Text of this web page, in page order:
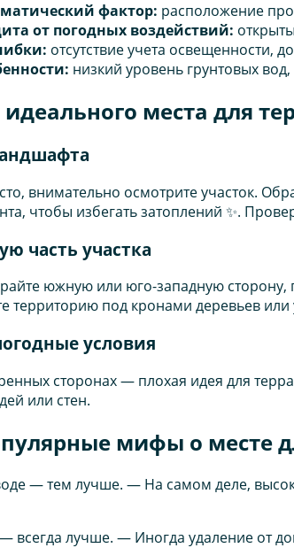
фактор: расположение
от погодных воздействий:
отсутствие учета освещенности,
низкий уровень грунтовых
места для
внимательно осмотрите участок.
чтобы избегать затоплений ✨.
часть участка
южную или юго-западную
территорию под кронами деревьев или
условия
сторонах — плохая идея для
или стен.
мифы о месте
— тем лучше. — На самом деле,
всегда лучше. — Иногда удаление от